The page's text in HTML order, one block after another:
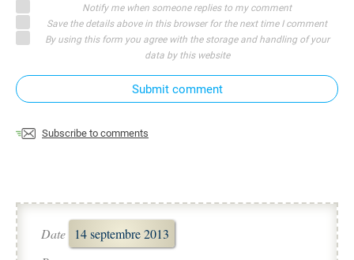
Notify me when someone replies to my comment
Save the details above in this browser for the next time I comment
By using this form you agree with the storage and handling of your
data by this website
Submit comment
Subscribe to comments
Date
14 septembre 2013